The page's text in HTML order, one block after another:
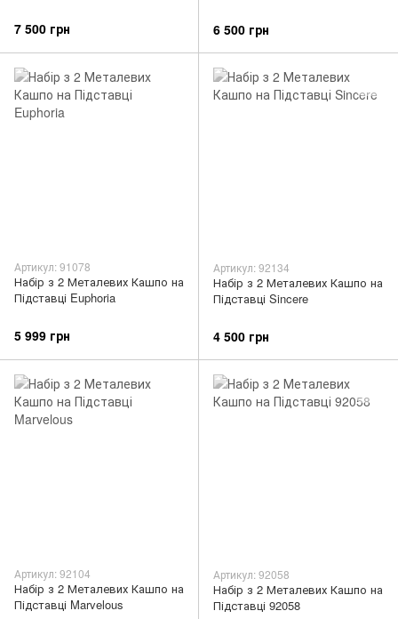
7 500 грн 6 500 грн
Артикул: 91078
Набір з 2 Металевих Кашпо на
Підставці Euphoria
5 999 грн
Артикул: 92134
Набір з 2 Металевих Кашпо на
Підставці Sincere
4 500 грн
Артикул: 92104
Набір з 2 Металевих Кашпо на
Підставці Marvelous
Артикул: 92058
Набір з 2 Металевих Кашпо на
Підставці 92058